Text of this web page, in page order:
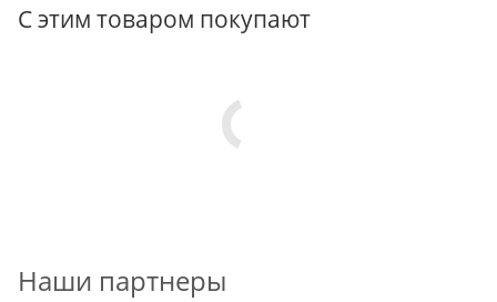
С этим товаром покупают
Наши партнеры